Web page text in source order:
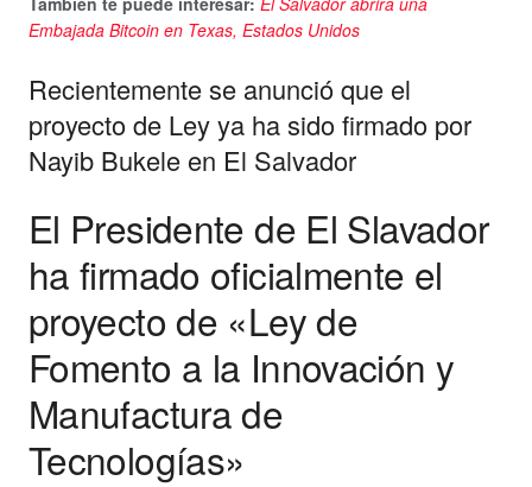
Embajada Bitcoin en Texas, Estados Unidos
Recientemente se anunció que el
proyecto de Ley ya ha sido firmado por
Nayib Bukele en El Salvador
El Presidente de El Slavador
ha firmado oficialmente el
proyecto de «Ley de
Fomento a la Innovación y
Manufactura de
Tecnologías»